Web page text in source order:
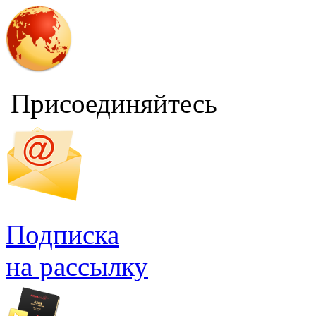
Присоединяйтесь
Подписка
на рассылку